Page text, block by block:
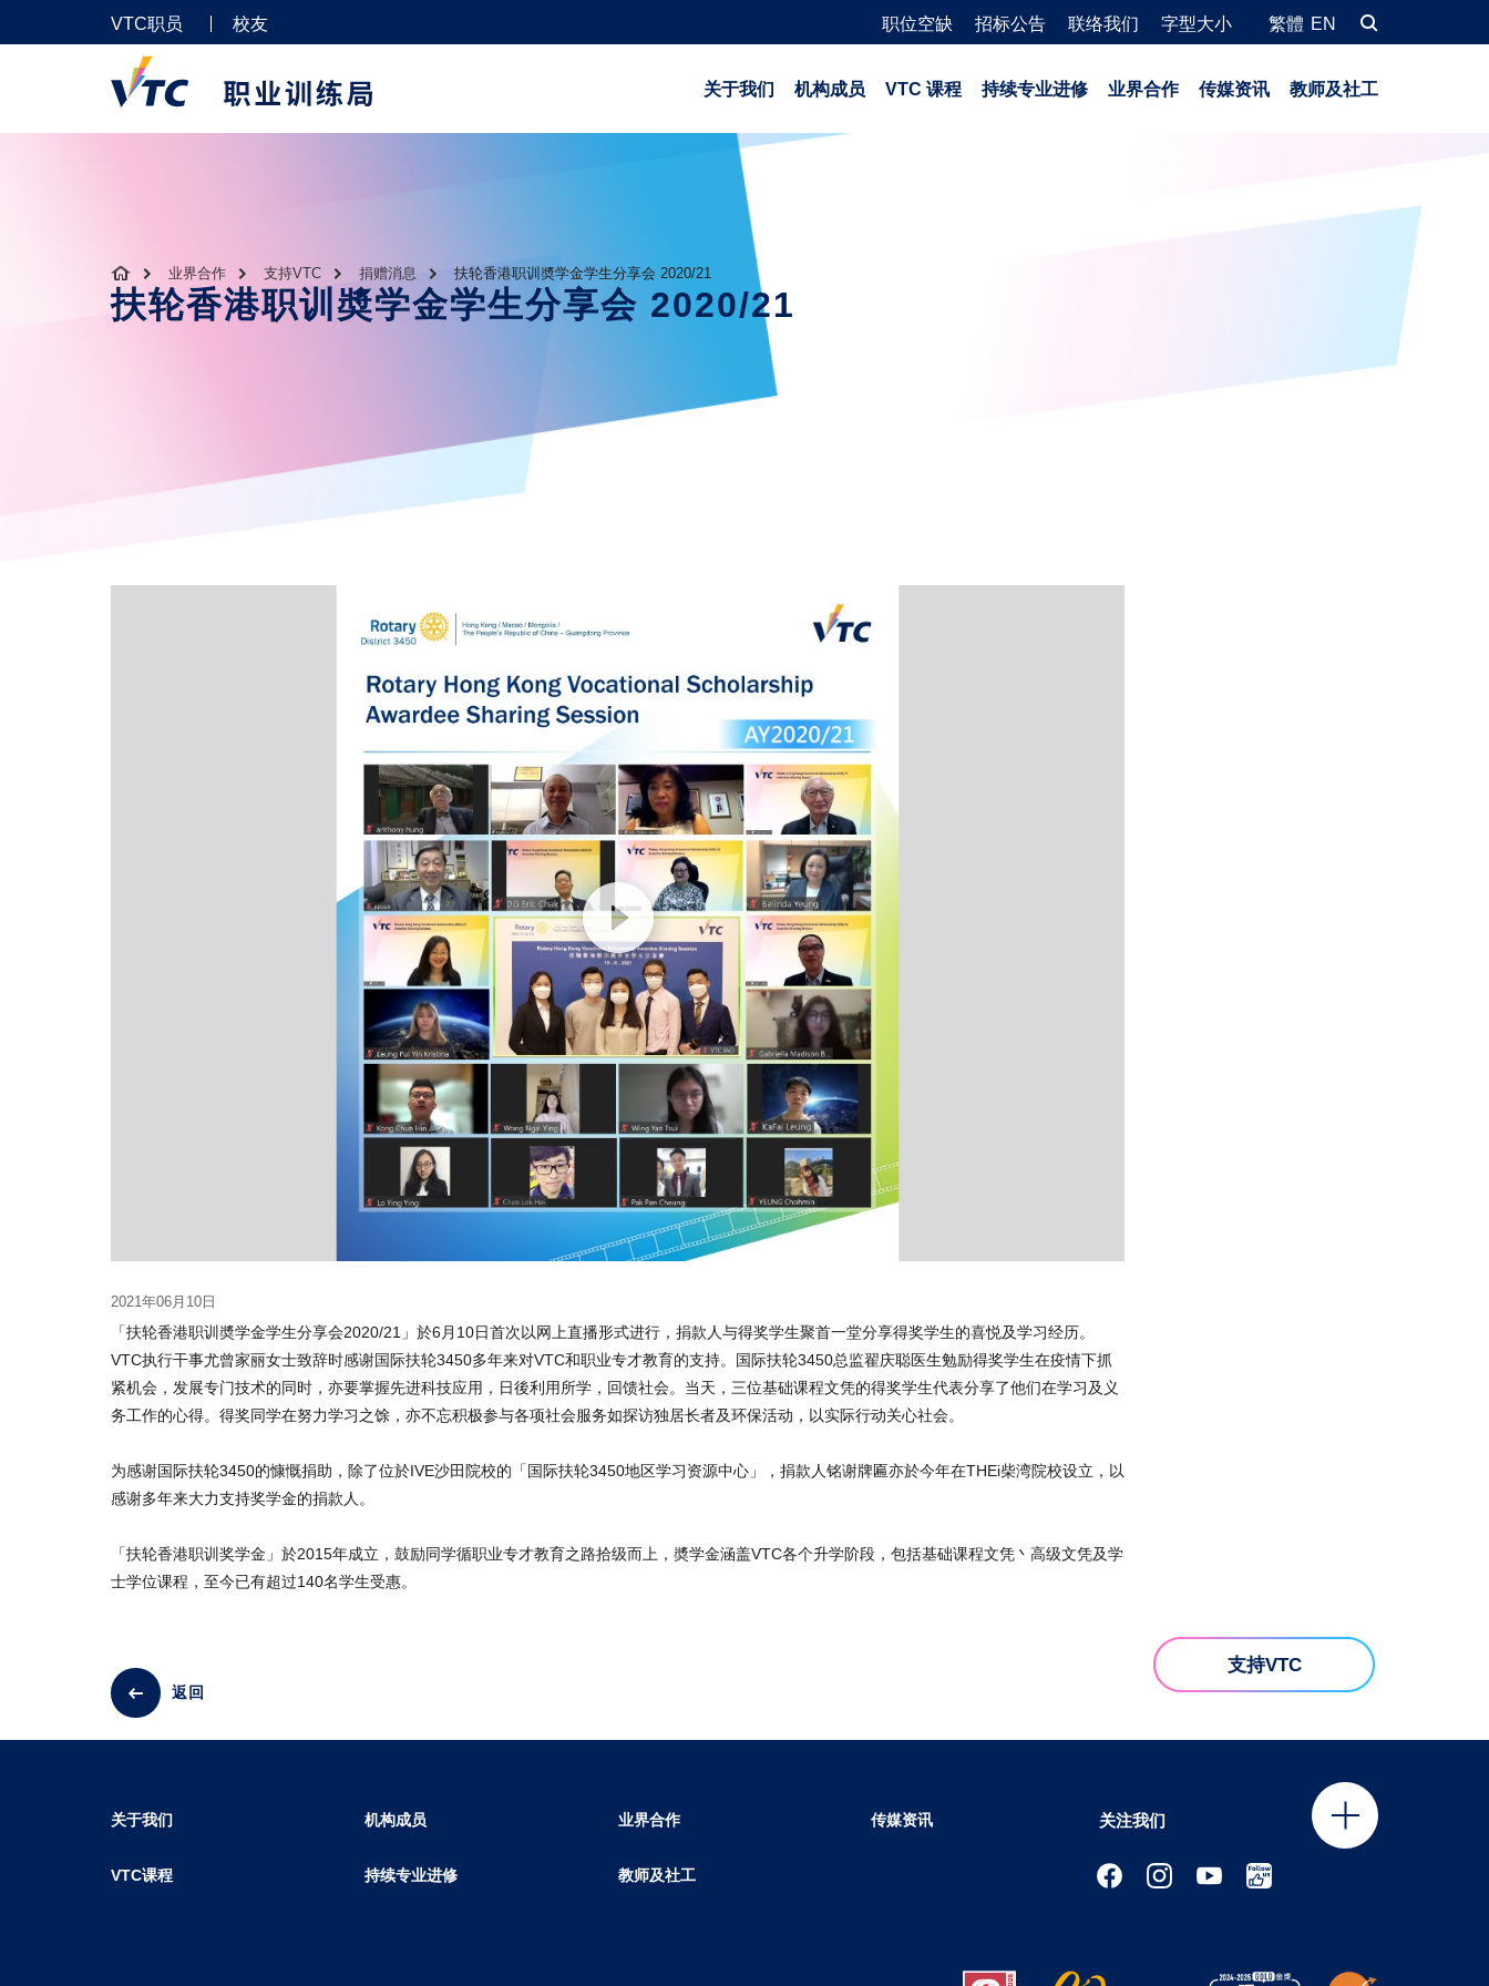
VTC职员 校友 职位空缺 招标公告 联络我们 字型大小 繁體 EN
关于我们 机构成员 VTC 课程 持续专业进修 业界合作 传媒资讯 教师及社工
业界合作 支持VTC 捐赠消息 扶轮香港职训奬学金学生分享会 2020/21
扶轮香港职训奬学金学生分享会 2020/21
2021年06月10日
「扶轮香港职训奬学金学生分享会2020/21」於6月10日首次以网上直播形式进行，捐款人与得奖学生聚首一堂分享得奖学生的喜悦及学习经历。
VTC执行干事尤曾家丽女士致辞时感谢国际扶轮3450多年来对VTC和职业专才教育的支持。国际扶轮3450总监翟庆聪医生勉励得奖学生在疫情下抓
紧机会，发展专门技术的同时，亦要掌握先进科技应用，日後利用所学，回馈社会。当天，三位基础课程文凭的得奖学生代表分享了他们在学习及义
务工作的心得。得奖同学在努力学习之馀，亦不忘积极参与各项社会服务如探访独居长者及环保活动，以实际行动关心社会。
为感谢国际扶轮3450的慷慨捐助，除了位於IVE沙田院校的「国际扶轮3450地区学习资源中心」，捐款人铭谢牌匾亦於今年在THEi柴湾院校设立，以
感谢多年来大力支持奖学金的捐款人。
「扶轮香港职训奖学金」於2015年成立，鼓励同学循职业专才教育之路拾级而上，奬学金涵盖VTC各个升学阶段，包括基础课程文凭丶高级文凭及学
士学位课程，至今已有超过140名学生受惠。
返回
支持VTC
关注我们
关于我们 机构成员 业界合作 传媒资讯
VTC课程 持续专业进修 教师及社工